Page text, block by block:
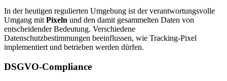
In der heutigen regulierten Umgebung ist der verantwortungsvolle
Umgang mit Pixeln und den damit gesammelten Daten von
entscheidender Bedeutung. Verschiedene
Datenschutzbestimmungen beeinflussen, wie Tracking-Pixel
implementiert und betrieben werden dürfen.
DSGVO-Compliance